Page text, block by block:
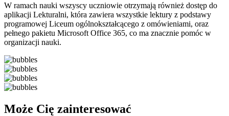
W ramach nauki wszyscy uczniowie otrzymają również dostęp do
aplikacji Lekturalni, która zawiera wszystkie lektury z podstawy
programowej Liceum ogólnokształcącego z omówieniami, oraz
pełnego pakietu Microsoft Office 365, co ma znacznie pomóc w
organizacji nauki.
Może Cię zainteresować